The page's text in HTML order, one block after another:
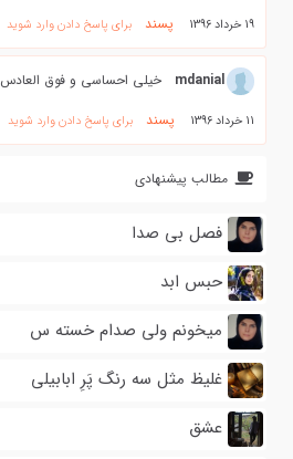
19 خرداد 1396 پسند برای پاسخ دادن وارد شوید
mdanial خیلی احساسی و فوق العادس
11 خرداد 1396 پسند برای پاسخ دادن وارد شوید
مطالب پیشنهادی
فصل بی صدا
حبس ابد
میخونم ولی صدام خسته س
غلیظ مثل سه رنگ پَرِ ابابیلی
عشق